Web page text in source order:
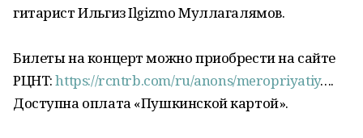
гитарист Ильгиз Ilgizmo Муллагалямов.
Билеты на концерт можно приобрести на сайте
РЦНТ:https://rcntrb.com/ru/anons/meropriyatiy….
Доступна оплата «Пушкинской картой».